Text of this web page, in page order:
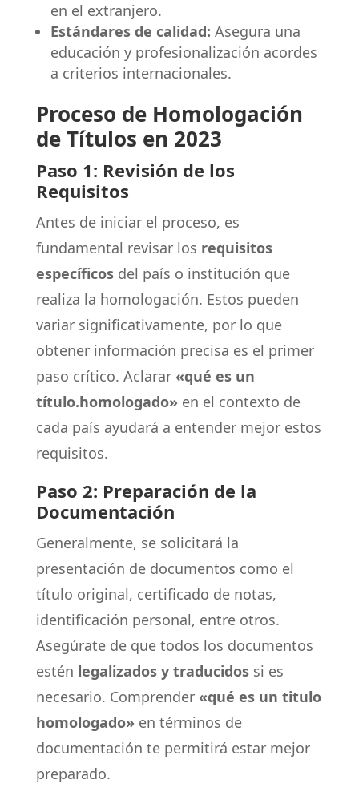
en el extranjero.
Estándares de calidad: Asegura una
educación y profesionalización acordes
a criterios internacionales.
Proceso de Homologación
de Títulos en 2023
Paso 1: Revisión de los
Requisitos
Antes de iniciar el proceso, es
fundamental revisar los requisitos
específicosdel país o institución que
realiza la homologación. Estos pueden
variar significativamente, por lo que
obtener información precisa es el primer
paso crítico. Aclarar «qué es un
título.homologado» en el contexto de
cada país ayudará a entender mejor estos
requisitos.
Paso 2: Preparación de la
Documentación
Generalmente, se solicitará la
presentación de documentos como el
título original, certificado de notas,
identificación personal, entre otros.
Asegúrate de que todos los documentos
estén legalizados y traducidossi es
necesario. Comprender «qué es un titulo
homologado» en términos de
documentación te permitirá estar mejor
preparado.